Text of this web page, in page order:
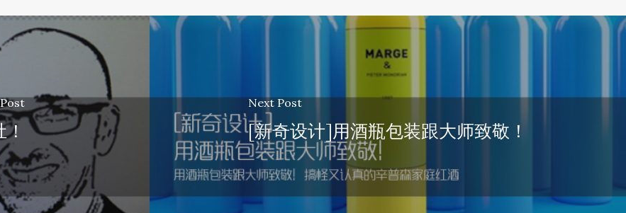
Next Post
[新奇设计]用酒瓶包装跟大师致敬！